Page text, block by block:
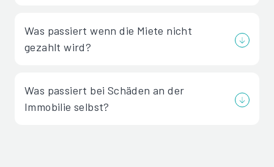
Was passiert wenn die Miete nicht
gezahlt wird?
Was passiert bei Schäden an der
Immobilie selbst?